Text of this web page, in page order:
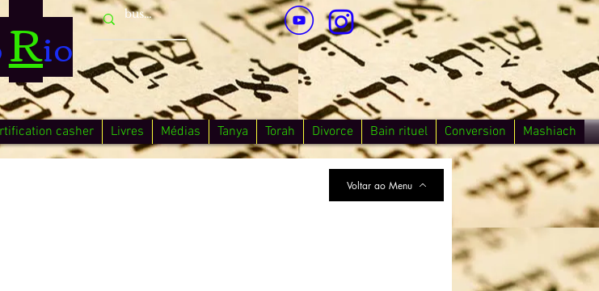
Rio
casher Livres Médias Tanya Torah Divorce Bain rituel Conversion Mashiach
Voltar ao Menu